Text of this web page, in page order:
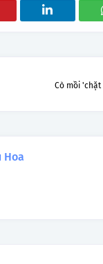
Cò mồi
Hoa